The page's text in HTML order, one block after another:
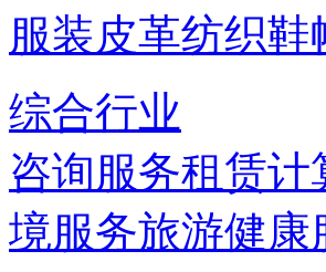
服装皮革纺织鞋
综合行业
咨询服务租赁计
境服务旅游健康